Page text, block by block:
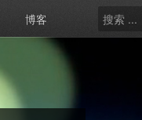
博客